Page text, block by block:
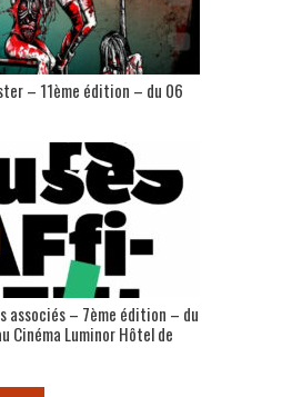
– 11ème édition – du 06
associés – 7ème édition – du
Cinéma Luminor Hôtel de